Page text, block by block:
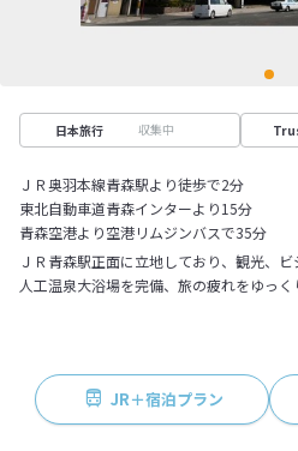
日本旅行 収集中
ＪＲ奥羽本線青森駅より徒歩で2分
東北自動車道青森インターより15分
青森空港より空港リムジンバスで35分
ＪＲ青森駅正面に立地しており、観光、
人工温泉大浴場を完備、旅の疲れをゆっく
JR＋宿泊プラン